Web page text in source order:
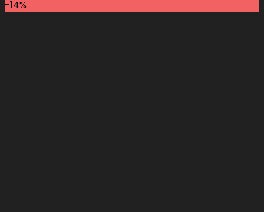
-14%